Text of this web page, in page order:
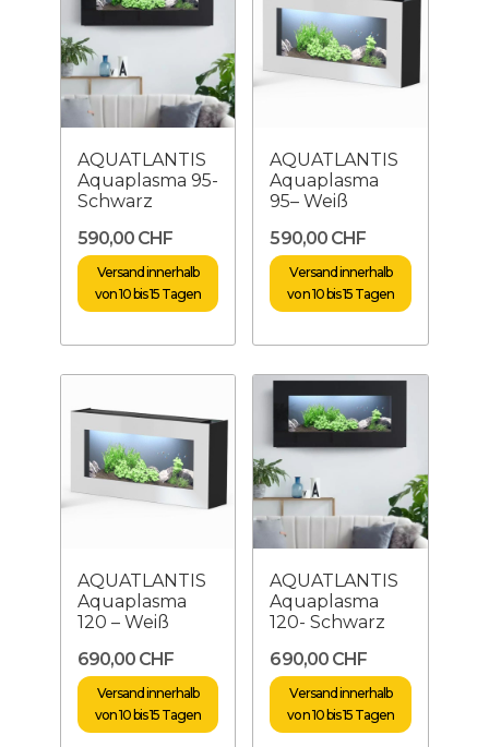
AQUATLANTIS
Aquaplasma 95-
Schwarz
590,00 CHF
Versand innerhalb
von 10 bis 15 Tagen
AQUATLANTIS
Aquaplasma
95– Weiß
590,00 CHF
Versand innerhalb
von 10 bis 15 Tagen
AQUATLANTIS
Aquaplasma
120 – Weiß
690,00 CHF
Versand innerhalb
von 10 bis 15 Tagen
AQUATLANTIS
Aquaplasma
120- Schwarz
690,00 CHF
Versand innerhalb
von 10 bis 15 Tagen